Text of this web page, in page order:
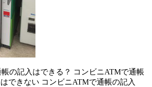
の記入はできる？ コンビニATMで通帳
できない コンビニATMで通帳の記入